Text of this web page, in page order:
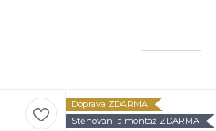
Doprava ZDARMA
Stěhování a montáž ZDARMA